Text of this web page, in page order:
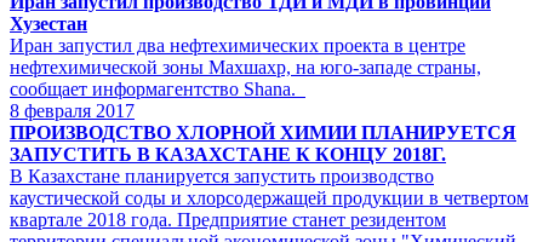
Хузестан
Иран запустил два нефтехимических проекта в центре
нефтехимической зоны Махшахр, на юго-западе страны,
сообщает информагентство Shana.
8 февраля 2017
ПРОИЗВОДСТВО ХЛОРНОЙ ХИМИИ ПЛАНИРУЕТСЯ
ЗАПУСТИТЬ В КАЗАХСТАНЕ К КОНЦУ 2018Г.
В Казахстане планируется запустить производство
каустической соды и хлорсодержащей продукции в четвертом
квартале 2018 года. Предприятие станет резидентом